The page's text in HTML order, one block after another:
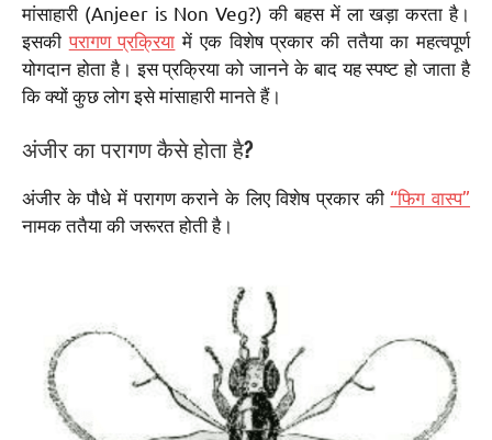
मांसाहारी (Anjeer is Non Veg?) की बहस में ला खड़ा करता है।
इसकीपरागण प्रक्रिया में एक विशेष प्रकार की ततैया का महत्वपूर्ण
योगदान होता है। इस प्रक्रिया को जानने के बाद यह स्पष्ट हो जाता है
कि क्यों कुछ लोग इसे मांसाहारी मानते हैं।
अंजीर का परागण कैसे होता है?
अंजीर के पौधे में परागण कराने के लिए विशेष प्रकार की “फिग वास्प”
नामक ततैया की जरूरत होती है।